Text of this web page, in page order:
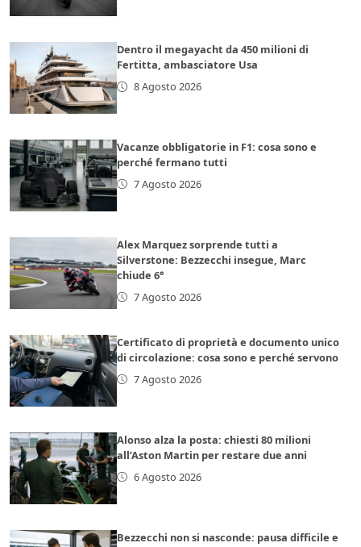
Dentro il megayacht da 450 milioni di
Fertitta, ambasciatore Usa
8 Agosto 2026
Vacanze obbligatorie in F1: cosa sono e
perché fermano tutti
7 Agosto 2026
Alex Marquez sorprende tutti a
Silverstone: Bezzecchi insegue, Marc
chiude 6°
7 Agosto 2026
Certificato di proprietà e documento unico
di circolazione: cosa sono e perché servono
7 Agosto 2026
Alonso alza la posta: chiesti 80 milioni
all’Aston Martin per restare due anni
6 Agosto 2026
Bezzecchi non si nasconde: pausa difficile e